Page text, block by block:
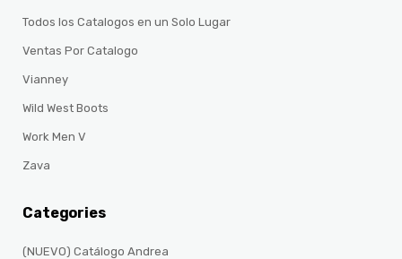
Todos los Catalogos en un Solo Lugar
Ventas Por Catalogo
Vianney
Wild West Boots
Work Men V
Zava
Categories
(NUEVO) Catálogo Andrea